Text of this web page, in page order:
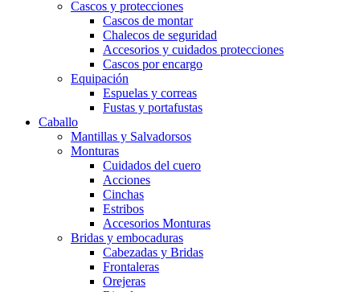
Cascos y protecciones
Cascos de montar
Chalecos de seguridad
Accesorios y cuidados protecciones
Cascos por encargo
Equipación
Espuelas y correas
Fustas y portafustas
Caballo
Mantillas y Salvadorsos
Monturas
Cuidados del cuero
Acciones
Cinchas
Estribos
Accesorios Monturas
Bridas y embocaduras
Cabezadas y Bridas
Frontaleras
Orejeras